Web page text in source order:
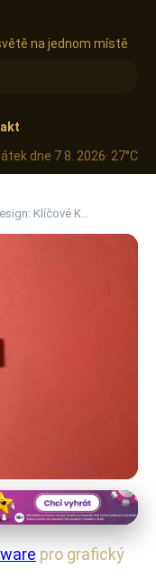
na jednom místě
dne 7 8. 2026· 27°C
Klíčové K…
pro
pro grafický